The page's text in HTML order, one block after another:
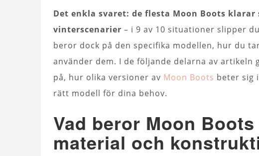
Det enkla svaret: de flesta Moon Boots
vinterscenarier – i 9 av 10 situationer slipper
beror dock på den specifika modellen, hur du
använder dem. I de följande delarna av
på, hur olika versioner av Moon Boots beter sig
rätt modell för dina behov.
Vad beror Moon
material och